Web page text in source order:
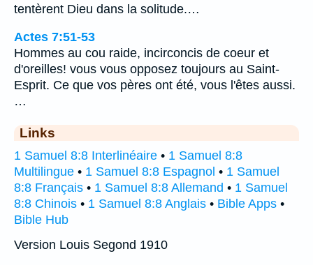
tentèrent Dieu dans la solitude.…
Actes 7:51-53
Hommes au cou raide, incirconcis de coeur et
d'oreilles! vous vous opposez toujours au Saint-
Esprit. Ce que vos pères ont été, vous l'êtes aussi.
…
Links
1 Samuel 8:8 Interlinéaire • 1 Samuel 8:8
Multilingue • 1 Samuel 8:8 Espagnol • 1 Samuel
8:8 Français • 1 Samuel 8:8 Allemand • 1 Samuel
8:8 Chinois • 1 Samuel 8:8 Anglais • Bible Apps •
Bible Hub
Version Louis Segond 1910